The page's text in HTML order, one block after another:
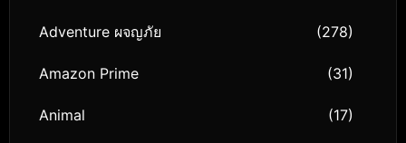
Adventure ผจญภัย (278)
Amazon Prime (31)
Animal (17)